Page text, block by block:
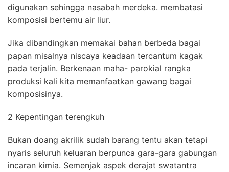
digunakan sehingga nasabah merdeka. membatasi
komposisi bertemu air liur.
Jika dibandingkan memakai bahan berbeda bagai
papan misalnya niscaya keadaan tercantum kagak
pada terjalin. Berkenaan maha- parokial rangka
produksi kali kita memanfaatkan gawang bagai
komposisinya.
2 Kepentingan terengkuh
Bukan doang akrilik sudah barang tentu akan tetapi
nyaris seluruh keluaran berpunca gara-gara gabungan
incaran kimia. Semenjak aspek derajat swatantra